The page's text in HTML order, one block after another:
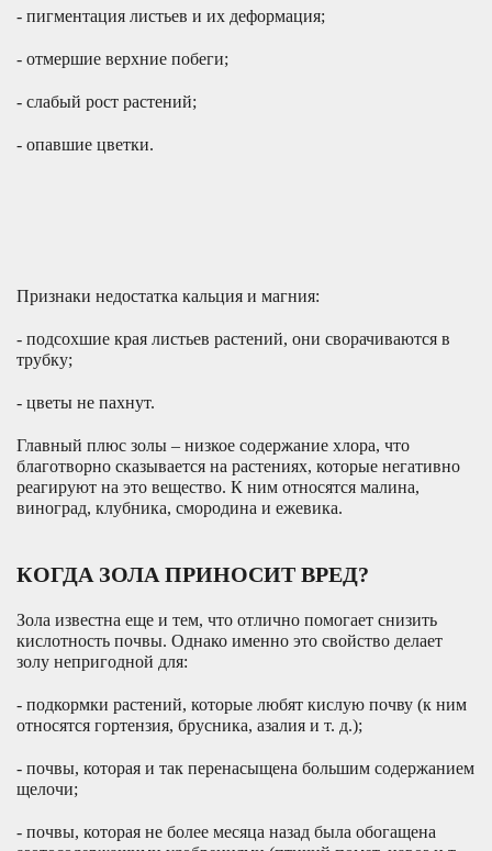
- пигментация листьев и их деформация;
- отмершие верхние побеги;
- слабый рост растений;
- опавшие цветки.
Признаки недостатка кальция и магния:
- подсохшие края листьев растений, они сворачиваются в
трубку;
- цветы не пахнут.
Главный плюс золы – низкое содержание хлора, что
благотворно сказывается на растениях, которые негативно
реагируют на это вещество. К ним относятся малина,
виноград, клубника, смородина и ежевика.
КОГДА ЗОЛА ПРИНОСИТ ВРЕД?
Зола известна еще и тем, что отлично помогает снизить
кислотность почвы. Однако именно это свойство делает
золу непригодной для:
- подкормки растений, которые любят кислую почву (к ним
относятся гортензия, брусника, азалия и т. д.);
- почвы, которая и так перенасыщена большим содержанием
щелочи;
- почвы, которая не более месяца назад была обогащена